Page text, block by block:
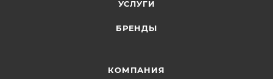
УСЛУГИ
БРЕНДЫ
КОМПАНИЯ